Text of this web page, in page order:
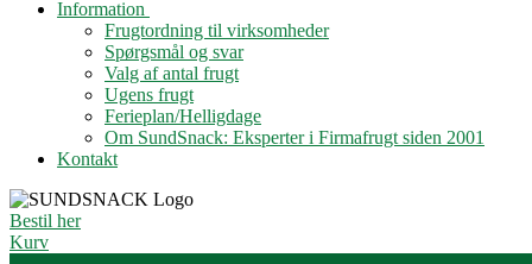
Information
Frugtordning til virksomheder
Spørgsmål og svar
Valg af antal frugt
Ugens frugt
Ferieplan/Helligdage
Om SundSnack: Eksperter i Firmafrugt siden 2001
Kontakt
Bestil her
Kurv